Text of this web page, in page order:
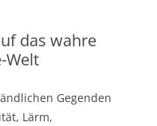
das wahre
Welt
Gegenden
Lärm,